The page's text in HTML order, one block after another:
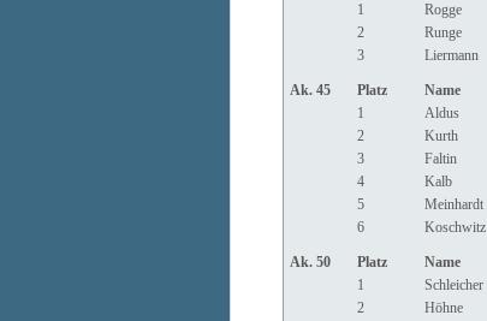
1
Rogge
2
Runge
3
Liermann
Ak. 45 Platz Name
1
Aldus
2
Kurth
3
Faltin
4
Kalb
5
Meinhardt
6
Koschwitz
Ak. 50 Platz Name
1
Schleicher
2
Höhne